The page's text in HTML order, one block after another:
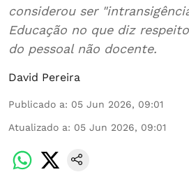
considerou ser
Educação no que diz
do pessoal não docente.
David Pereira
Publicado a: 05 Jun 2026, 09:01
Atualizado a: 05 Jun 2026, 09:01